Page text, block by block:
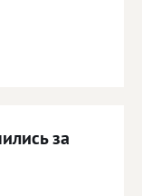
за